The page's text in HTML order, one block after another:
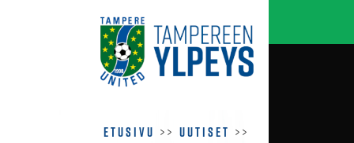
Etusivu >>Uutiset >>